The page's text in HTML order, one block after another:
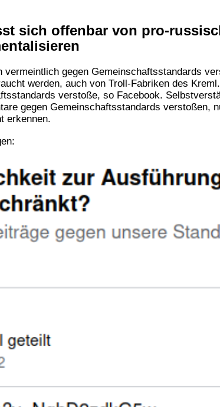
sich offenbar von pro-
gegen Gemeinschaftsstandards
werden, auch von Troll-Fabriken des
verstoße, so Facebook.
gegen Gemeinschaftsstandards verstoßen,
erkennen.